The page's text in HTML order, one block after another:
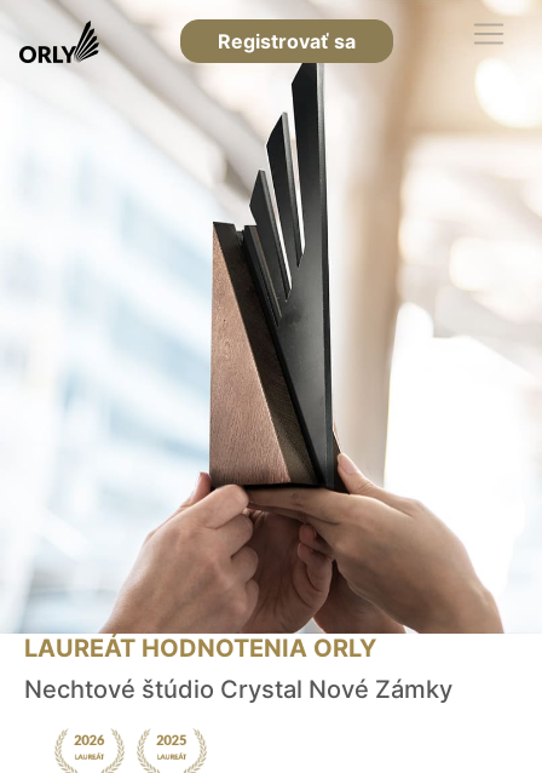
Registrovať sa
LAUREÁT HODNOTENIA ORLY
Nechtové štúdio Crystal Nové Zámky